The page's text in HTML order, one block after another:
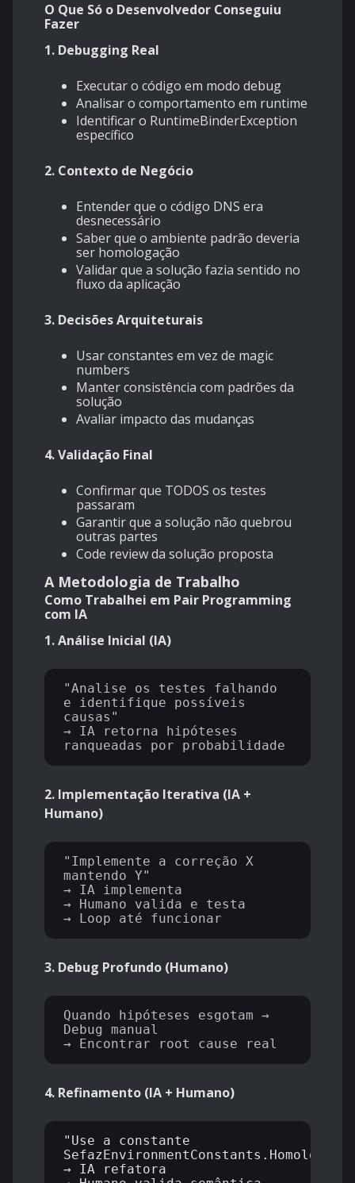
O Que Só o Desenvolvedor Conseguiu
Fazer
1. Debugging Real
Executar o código em modo debug
Analisar o comportamento em runtime
Identificar o RuntimeBinderException
específico
2. Contexto de Negócio
Entender que o código DNS era
desnecessário
Saber que o ambiente padrão deveria
ser homologação
Validar que a solução fazia sentido no
fluxo da aplicação
3. Decisões Arquiteturais
Usar constantes em vez de magic
numbers
Manter consistência com padrões da
solução
Avaliar impacto das mudanças
4. Validação Final
Confirmar que TODOS os testes
passaram
Garantir que a solução não quebrou
outras partes
Code review da solução proposta
A Metodologia de Trabalho
Como Trabalhei em Pair Programming
com IA
1. Análise Inicial (IA)
"Analise os testes falhando
e identifique possíveis
causas"
→ IA retorna hipóteses
2. Implementação Iterativa (IA +
Humano)
"Implemente a correção X
mantendo Y"
→ IA implementa
→ Humano valida e testa
3. Debug Profundo (Humano)
Quando hipóteses esgotam →
Debug manual
4. Refinamento (IA + Humano)
"Use a constante
→ IA refatora